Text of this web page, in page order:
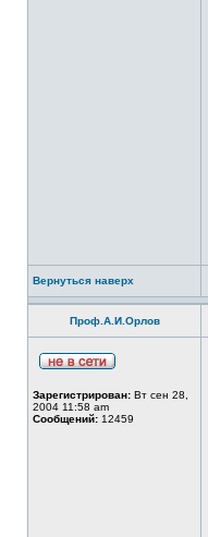
Вернуться наверх
Проф.А.И.Орлов
Зарегистрирован: Вт сен 28,
2004 11:58 am
Сообщений: 12459